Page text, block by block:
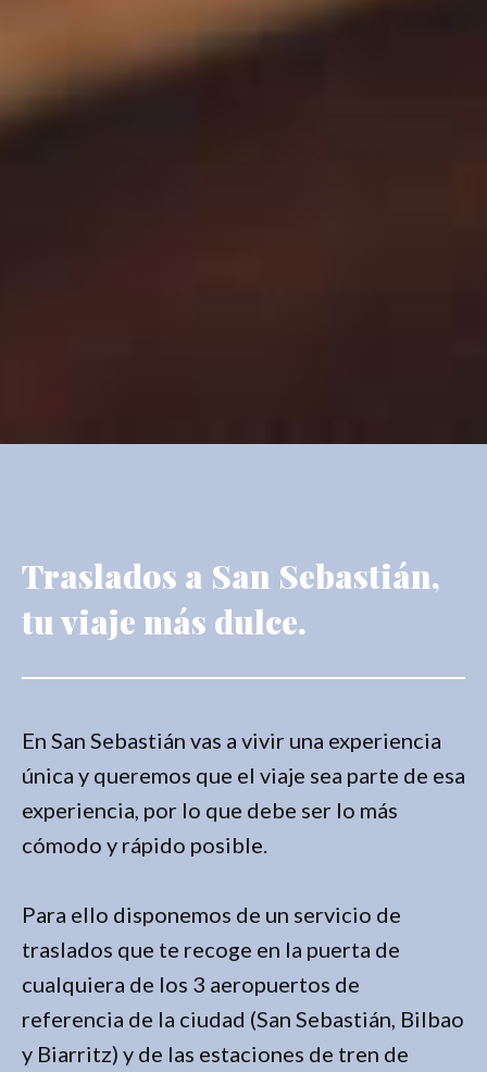
Traslados a San Sebastián,
tu viaje más dulce.
En San Sebastián vas a vivir una experiencia
única y queremos que el viaje sea parte de esa
experiencia, por lo que debe ser lo más
cómodo y rápido posible.
Para ello disponemos de un servicio de
traslados que te recoge en la puerta de
cualquiera de los 3 aeropuertos de
referencia de la ciudad (San Sebastián, Bilbao
y Biarritz) y de las estaciones de tren de